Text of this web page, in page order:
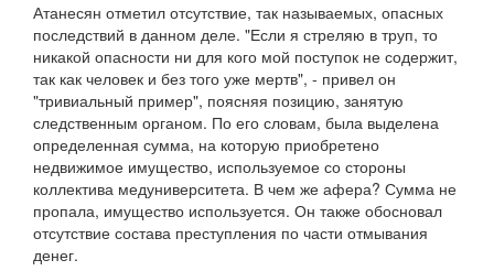
Атанесян отметил отсутствие, так называемых, опасных
последствий в данном деле. "Если я стреляю в труп, то
никакой опасности ни для кого мой поступок не содержит,
так как человек и без того уже мертв", - привел он
"тривиальный пример", поясняя позицию, занятую
следственным органом. По его словам, была выделена
определенная сумма, на которую приобретено
недвижимое имущество, используемое со стороны
коллектива медуниверситета. В чем же афера? Сумма не
пропала, имущество используется. Он также обосновал
отсутствие состава преступления по части отмывания
денег.